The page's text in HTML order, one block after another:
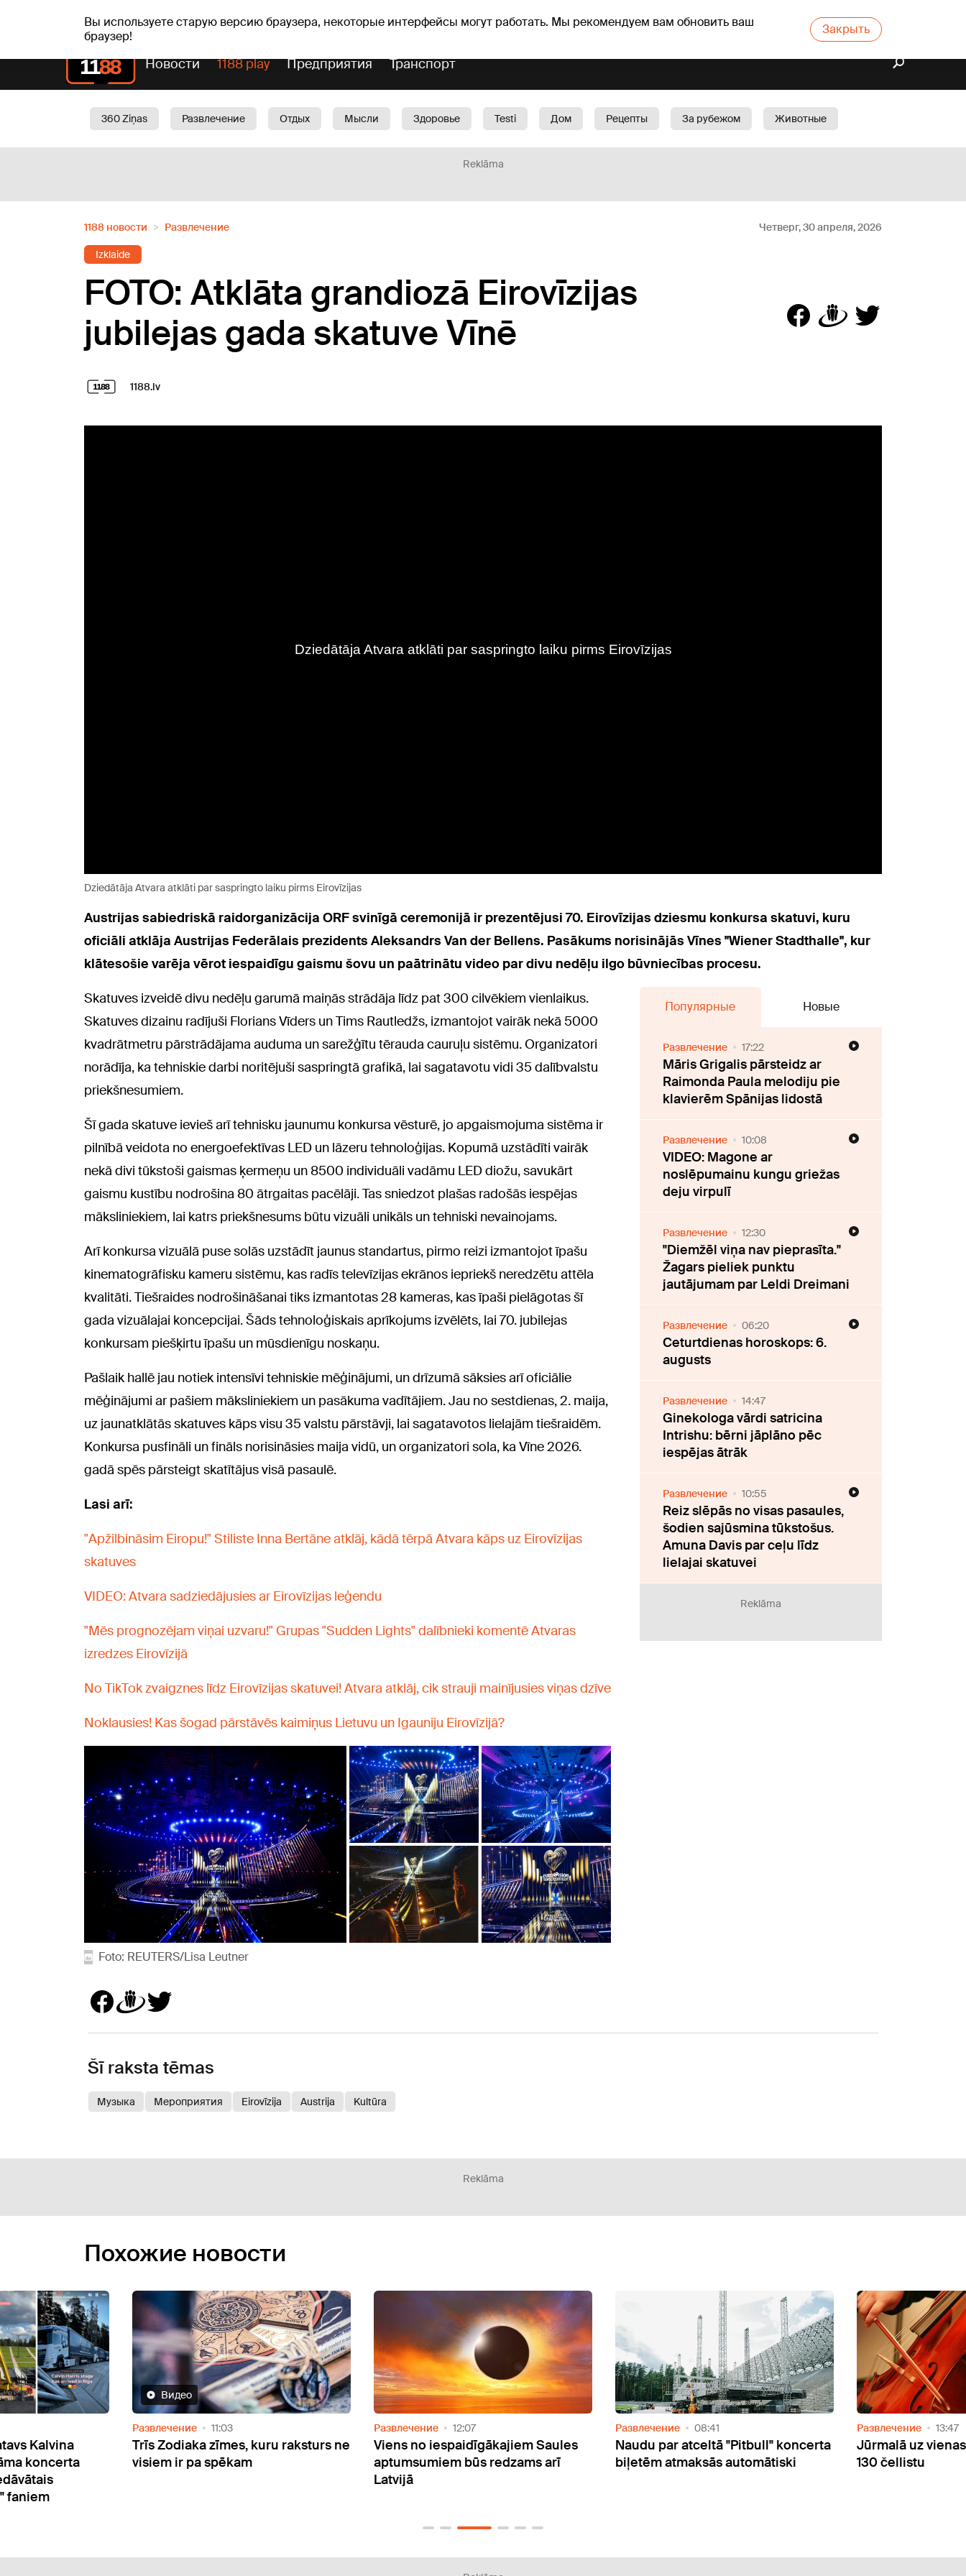
Вы используете старую версию браузера, некоторые интерфейсы могут работать. Мы рекомендуем вам обновить ваш
браузер!
Закрыть
пт, 07.08.2026. +18°C Alfrēds, Fredis, Madars Прогноз погоды Гороскопы
Новости 1188 play Предприятия Транспорт
360 Ziņas Развлечение Отдых Мысли Здоровье Testi Дом Рецепты За рубежом
Животные
Reklāma
1188 новости Развлечение Четверг, 30 апреля, 2026
Izklaide
FOTO: Atklāta grandiozā Eirovīzijas
jubilejas gada skatuve Vīnē
1188.lv
Dziedātāja Atvara atklāti par saspringto laiku pirms Eirovīzijas
Austrijas sabiedriskā raidorganizācija ORF svinīgā ceremonijā ir prezentējusi 70. Eirovīzijas dziesmu konkursa skatuvi, kuru
oficiāli atklāja Austrijas Federālais prezidents Aleksandrs Van der Bellens. Pasākums norisinājās Vīnes "Wiener Stadthalle", kur
klātesošie varēja vērot iespaidīgu gaismu šovu un paātrinātu video par divu nedēļu ilgo būvniecības procesu.
Skatuves izveidē divu nedēļu garumā maiņās strādāja līdz pat 300 cilvēkiem vienlaikus.
Skatuves dizainu radījuši Florians Vīders un Tims Rautledžs, izmantojot vairāk nekā 5000
kvadrātmetru pārstrādājama auduma un sarežģītu tērauda cauruļu sistēmu. Organizatori
norādīja, ka tehniskie darbi noritējuši saspringtā grafikā, lai sagatavotu vidi 35 dalībvalstu
priekšnesumiem.
Šī gada skatuve ievieš arī tehnisku jaunumu konkursa vēsturē, jo apgaismojuma sistēma ir
pilnībā veidota no energoefektīvas LED un lāzeru tehnoloģijas. Kopumā uzstādīti vairāk
nekā divi tūkstoši gaismas ķermeņu un 8500 individuāli vadāmu LED diožu, savukārt
gaismu kustību nodrošina 80 ātrgaitas pacēlāji. Tas sniedzot plašas radošās iespējas
māksliniekiem, lai katrs priekšnesums būtu vizuāli unikāls un tehniski nevainojams.
Arī konkursa vizuālā puse solās uzstādīt jaunus standartus, pirmo reizi izmantojot īpašu
kinematogrāfisku kameru sistēmu, kas radīs televīzijas ekrānos iepriekš neredzētu attēla
kvalitāti. Tiešraides nodrošināšanai tiks izmantotas 28 kameras, kas īpaši pielāgotas šī
gada vizuālajai koncepcijai. Šāds tehnoloģiskais aprīkojums izvēlēts, lai 70. jubilejas
konkursam piešķirtu īpašu un mūsdienīgu noskaņu.
Pašlaik hallē jau notiek intensīvi tehniskie mēģinājumi, un drīzumā sāksies arī oficiālie
mēģinājumi ar pašiem māksliniekiem un pasākuma vadītājiem. Jau no sestdienas, 2. maija,
uz jaunatklātās skatuves kāps visu 35 valstu pārstāvji, lai sagatavotos lielajām tiešraidēm.
Konkursa pusfināli un fināls norisināsies maija vidū, un organizatori sola, ka Vīne 2026.
gadā spēs pārsteigt skatītājus visā pasaulē.
Lasi arī:
"Apžilbināsim Eiropu!" Stiliste Inna Bertāne atklāj, kādā tērpā Atvara kāps uz Eirovīzijas
skatuves
VIDEO: Atvara sadziedājusies ar Eirovīzijas leģendu
"Mēs prognozējam viņai uzvaru!" Grupas "Sudden Lights" dalībnieki komentē Atvaras
izredzes Eirovīzijā
No TikTok zvaigznes līdz Eirovīzijas skatuvei! Atvara atklāj, cik strauji mainījusies viņas dzīve
Noklausies! Kas šogad pārstāvēs kaimiņus Lietuvu un Igauniju Eirovīzijā?
Foto: REUTERS/Lisa Leutner
Популярные Новые
Развлечение 17:22
Māris Grigalis pārsteidz ar
Raimonda Paula melodiju pie
klavierēm Spānijas lidostā
Развлечение 10:08
VIDEO: Magone ar
noslēpumainu kungu griežas
deju virpulī
Развлечение 12:30
"Diemžēl viņa nav pieprasīta."
Žagars pieliek punktu
jautājumam par Leldi Dreimani
Развлечение 06:20
Ceturtdienas horoskops: 6.
augusts
Развлечение 14:47
Ginekologa vārdi satricina
Intrishu: bērni jāplāno pēc
iespējas ātrāk
Развлечение 10:55
Reiz slēpās no visas pasaules,
šodien sajūsmina tūkstošus.
Amuna Davis par ceļu līdz
lielajai skatuvei
Reklāma
Šī raksta tēmas
Музыка Мероприятия Eirovīzija Austrija Kultūra
Reklāma
Похожие новости
Kalvina
koncerta
faniem
Видео
Развлечение 11:03
Trīs Zodiaka zīmes, kuru raksturs ne
visiem ir pa spēkam
Развлечение 12:07
Viens no iespaidīgākajiem Saules
aptumsumiem būs redzams arī
Latvijā
Развлечение 08:41
Naudu par atceltā "Pitbull" koncerta
biļetēm atmaksās automātiski
Развлечение 13:47
Jūrmalā uz
130 čellistu